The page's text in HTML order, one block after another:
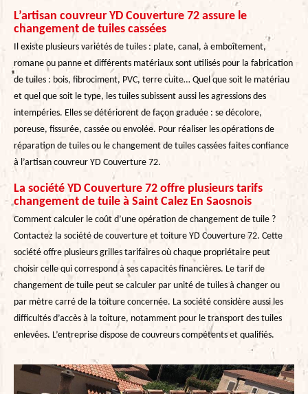
L’artisan couvreur YD Couverture 72 assure le
changement de tuiles cassées
Il existe plusieurs variétés de tuiles : plate, canal, à emboîtement,
romane ou panne et différents matériaux sont utilisés pour la fabrication
de tuiles : bois, fibrociment, PVC, terre cuite… Quel que soit le matériau
et quel que soit le type, les tuiles subissent aussi les agressions des
intempéries. Elles se détériorent de façon graduée : se décolore,
poreuse, fissurée, cassée ou envolée. Pour réaliser les opérations de
réparation de tuiles ou le changement de tuiles cassées faites confiance
à l’artisan couvreur YD Couverture 72.
La société YD Couverture 72 offre plusieurs tarifs
changement de tuile à Saint Calez En Saosnois
Comment calculer le coût d’une opération de changement de tuile ?
Contactez la société de couverture et toiture YD Couverture 72. Cette
société offre plusieurs grilles tarifaires où chaque propriétaire peut
choisir celle qui correspond à ses capacités financières. Le tarif de
changement de tuile peut se calculer par unité de tuiles à changer ou
par mètre carré de la toiture concernée. La société considère aussi les
difficultés d’accès à la toiture, notamment pour le transport des tuiles
enlevées. L’entreprise dispose de couvreurs compétents et qualifiés.